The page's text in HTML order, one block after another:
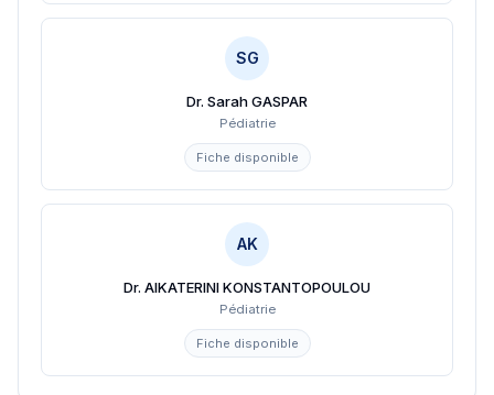
SG
Dr. Sarah GASPAR
Pédiatrie
Fiche disponible
AK
Dr. AIKATERINI KONSTANTOPOULOU
Pédiatrie
Fiche disponible